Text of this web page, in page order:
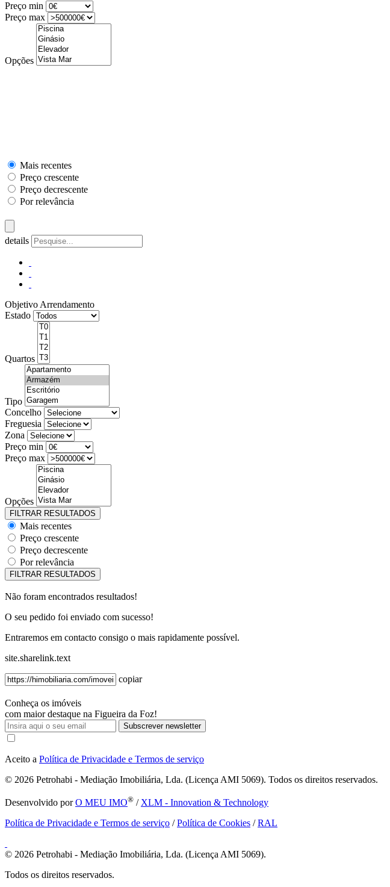
Preço min
Preço max
Opções
Mais recentes
Preço crescente
Preço decrescente
Por relevância
details
Objetivo Arrendamento
Estado
Quartos
Tipo
Concelho
Freguesia
Zona
Preço min
Preço max
Opções
Mais recentes
Preço crescente
Preço decrescente
Por relevância
Não foram encontrados resultados!
O seu pedido foi enviado com sucesso!
Entraremos em contacto consigo o mais rapidamente possível.
site.sharelink.text
copiar
Conheça os imóveis
com maior destaque na Figueira da Foz!
Subscrever newsletter
Aceito a Política de Privacidade e Termos de serviço
© 2026 Petrohabi - Mediação Imobiliária, Lda. (Licença AMI 5069). Todos os direitos reservados.
Desenvolvido porO MEU IMO® / XLM - Innovation & Technology
Política de Privacidade e Termos de serviço /Política de Cookies /RAL
© 2026 Petrohabi - Mediação Imobiliária, Lda. (Licença AMI 5069).
Todos os direitos reservados.